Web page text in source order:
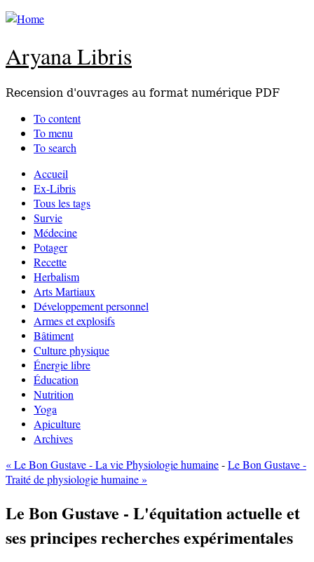
Aryana Libris
Recension d'ouvrages au format numérique PDF
To content
To menu
To search
Accueil
Ex-Libris
Tous les tags
Survie
Médecine
Potager
Recette
Herbalism
Arts Martiaux
Développement personnel
Armes et explosifs
Bâtiment
Culture physique
Énergie libre
Éducation
Nutrition
Yoga
Apiculture
Archives
« Le Bon Gustave - La vie Physiologie humaine-Le Bon Gustave -
Traité de physiologie humaine »
Le Bon Gustave - L'équitation actuelle et
ses principes recherches expérimentales